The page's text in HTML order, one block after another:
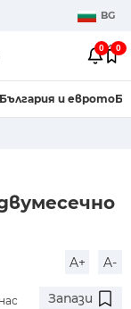
BG
0 0
и еврото
A+ A-
Запази